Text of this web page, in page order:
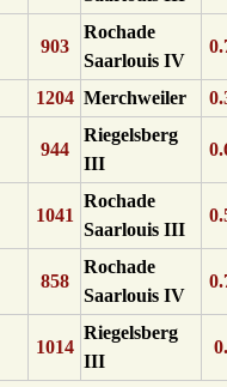
903
Rochade
Saarlouis IV
1204 Merchweiler
944
Riegelsberg
III
1041
Rochade
Saarlouis III
858
Rochade
Saarlouis IV
1014
Riegelsberg
III